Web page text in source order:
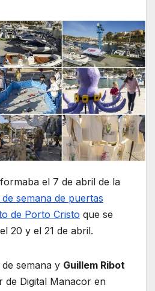
el 7 de abril de la
de semana de puertas
de Porto Cristo que se
20 y el 21 de abril.
semana y Guillem Ribot
de Digital Manacor en